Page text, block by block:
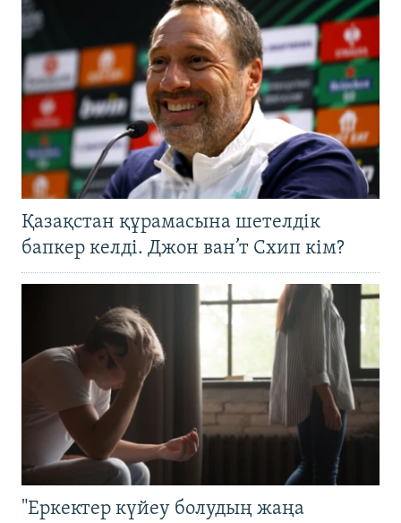
Қазақстан құрамасына шетелдік
бапкер келді. Джон ван’т Схип кім?
"Еркектер күйеу болудың жаңа